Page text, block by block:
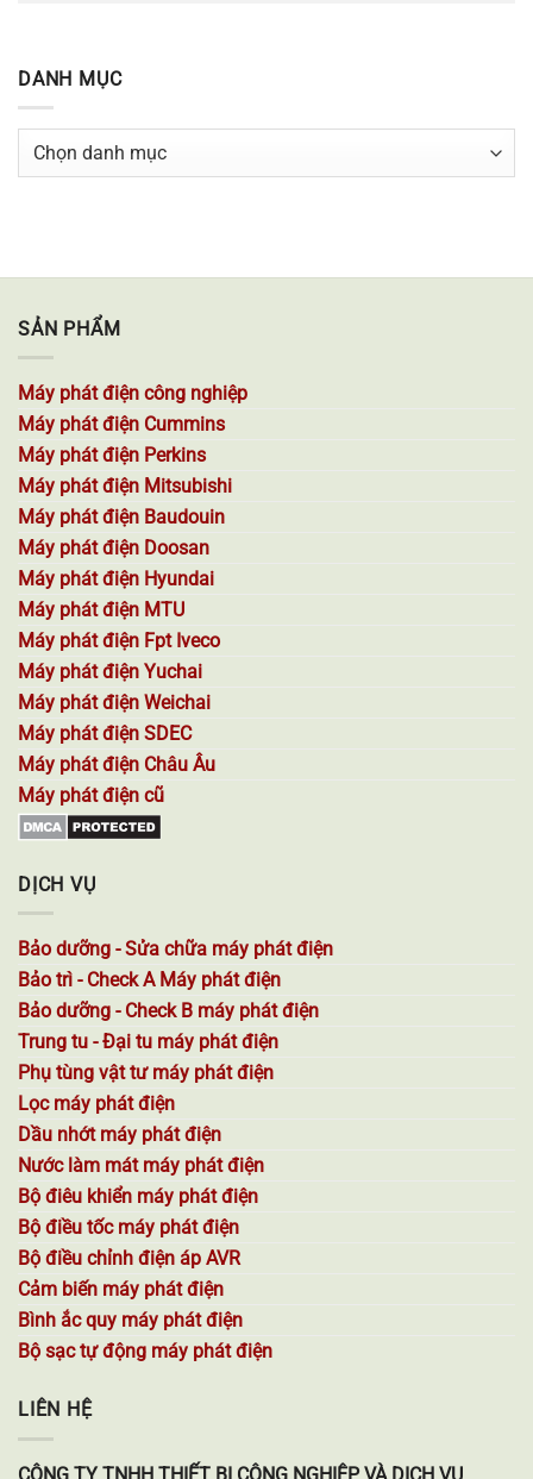
DANH MỤC
Danh
SẢN PHẨM
Máy phát điện công nghiệp
Máy phát điện Cummins
Máy phát điện Perkins
Máy phát điện Mitsubishi
Máy phát điện Baudouin
Máy phát điện Doosan
Máy phát điện Hyundai
Máy phát điện MTU
Máy phát điện Fpt Iveco
Máy phát điện Yuchai
Máy phát điện Weichai
Máy phát điện SDEC
Máy phát điện Châu Âu
Máy phát điện cũ
DỊCH VỤ
Bảo dưỡng - Sửa chữa máy phát điện
Bảo trì - Check A Máy phát điện
Bảo dưỡng - Check B máy phát điện
Trung tu - Đại tu máy phát điện
Phụ tùng vật tư máy phát điện
Lọc máy phát điện
Dầu nhớt máy phát điện
Nước làm mát máy phát điện
Bộ điêu khiển máy phát điện
Bộ điều tốc máy phát điện
Bộ điều chỉnh điện áp AVR
Cảm biến máy phát điện
Bình ắc quy máy phát điện
Bộ sạc tự động máy phát điện
LIÊN HỆ